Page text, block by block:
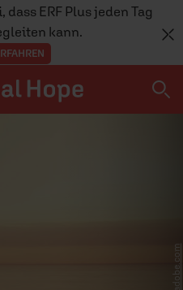
ERF Plus jeden Tag
kann.